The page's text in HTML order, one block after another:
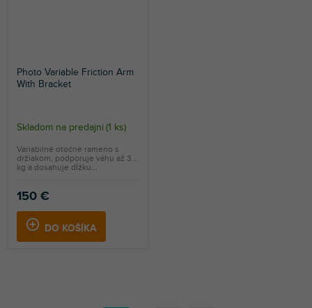
Photo Variable Friction Arm
With Bracket
Skladom na predajni (1 ks)
150 €
DO KOŠÍKA
Variabilné otočné rameno s
držiakom, podporuje váhu až 3
kg a dosahuje dĺžku...